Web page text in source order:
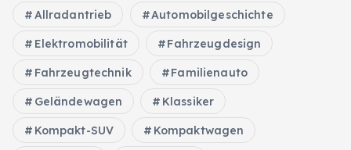
Allradantrieb Automobilgeschichte
Elektromobilität Fahrzeugdesign
Fahrzeugtechnik Familienauto
Geländewagen Klassiker
Kompakt-SUV Kompaktwagen